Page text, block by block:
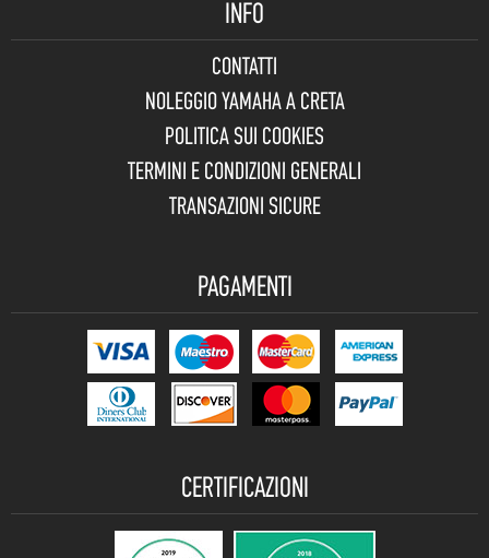
INFO
CONTATTI
NOLEGGIO YAMAHA A CRETA
POLITICA SUI COOKIES
TERMINI E CONDIZIONI GENERALI
TRANSAZIONI SICURE
PAGAMENTI
CERTIFICAZIONI